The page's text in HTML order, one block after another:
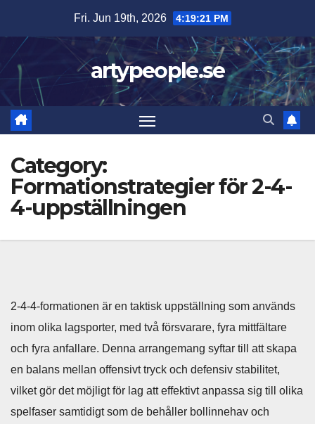
content
Fri. Jun 19th, 2026 4:19:22 PM
artypeople.se
Category:
Formationstrategier för 2-4-
4-uppställningen
2-4-4-formationen är en taktisk uppställning som används
inom olika lagsporter, med två försvarare, fyra mittfältare
och fyra anfallare. Denna arrangemang syftar till att skapa
en balans mellan offensivt tryck och defensiv stabilitet,
vilket gör det möjligt för lag att effektivt anpassa sig till olika
spelfaser samtidigt som de behåller bollinnehav och